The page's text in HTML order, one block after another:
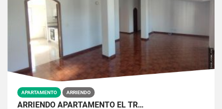
APARTAMENTO ARRIENDO
ARRIENDO APARTAMENTO EL TR…